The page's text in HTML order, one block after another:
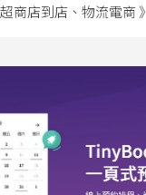
商店到店、物流電商 》